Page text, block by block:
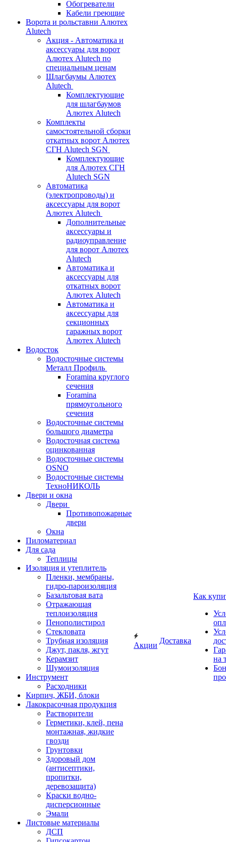
Обогреватели
Кабели греющие
Ворота и рольставни Алютех
Alutech
Акция - Автоматика и
аксессуары для ворот
Алютех Alutech по
специальным ценам
Шлагбаумы Алютех
Alutech
Комплектующие
для шлагбаумов
Алютех Alutech
Комплекты
самостоятельной сборки
откатных ворот Алютех
СГН Alutech SGN
Комплектующие
для Алютех СГН
Alutech SGN
Автоматика
(электропроводы) и
аксессуары для ворот
Алютех Alutech
Дополнительные
аксессуары и
радиоуправление
для ворот Алютех
Alutech
Автоматика и
аксессуары для
откатных ворот
Алютех Alutech
Автоматика и
аксессуары для
секционных
гаражных ворот
Алютех Alutech
Водосток
Водосточные системы
Металл Профиль
Foramina круглого
сечения
Foramina
прямоугольного
сечения
Водосточные системы
большого диаметра
Водосточная система
оцинкованная
Водосточные системы
OSNO
Водосточные системы
ТехноНИКОЛЬ
Двери и окна
Двери
Противопожарные
двери
Окна
Пиломатериал
Для сада
Теплицы
Изоляция и утеплитель
Пленки, мембраны,
гидро-пароизоляция
Базальтовая вата
Отражающая
теплоизоляция
Пенополистирол
Стекловата
Трубная изоляция
Джут, пакля, жгут
Керамзит
Шумоизоляция
Инструмент
Расходники
Кирпич, ЖБИ, блоки
Лакокрасочная продукция
Растворители
Герметики, клей, пена
монтажная, жидкие
гвозди
Грунтовки
Здоровый дом
(антисептики,
пропитки,
деревозащита)
Краски водно-
дисперсионные
Эмали
Листовые материалы
ДСП
Акции
Доставка
Как
на